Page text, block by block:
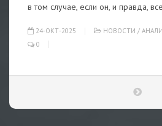
в том случае, если он, и правда,
24-ОКТ-2025 НОВОСТИ /
0